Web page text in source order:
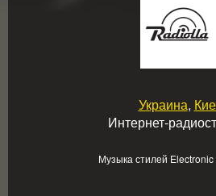
Украина,
Интернет-
Музыка стилей Electronic